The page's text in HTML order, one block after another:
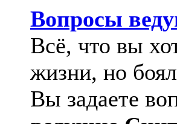
Вопросы
Всё, что вы
жизни, но
Вы задаете